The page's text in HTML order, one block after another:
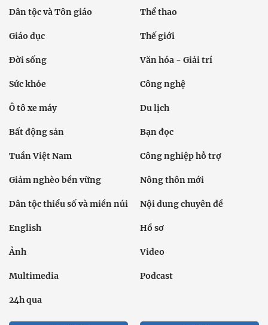
Dân tộc và Tôn giáo Thể thao
Giáo dục Thế giới
Đời sống Văn hóa - Giải trí
Sức khỏe Công nghệ
Ô tô xe máy Du lịch
Bất động sản Bạn đọc
Tuần Việt Nam Công nghiệp hỗ trợ
Giảm nghèo bền vững Nông thôn mới
Dân tộc thiểu số và miền núi Nội dung chuyên đề
English Hồ sơ
Ảnh Video
Multimedia Podcast
24h qua